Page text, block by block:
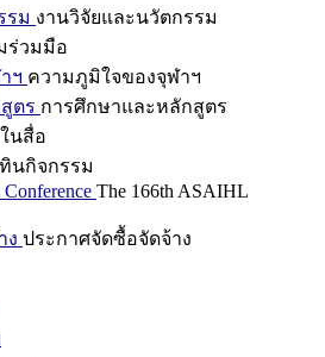
รม งานวิจัยและนวัตกรรม
ร่วมมือ
ฯ ความภูมิใจของจุฬาฯ
ตร การศึกษาและหลักสูตร
นสื่อ
นกิจกรรม
The 166th ASAIHL
ง ประกาศจัดซื้อจัดจ้าง